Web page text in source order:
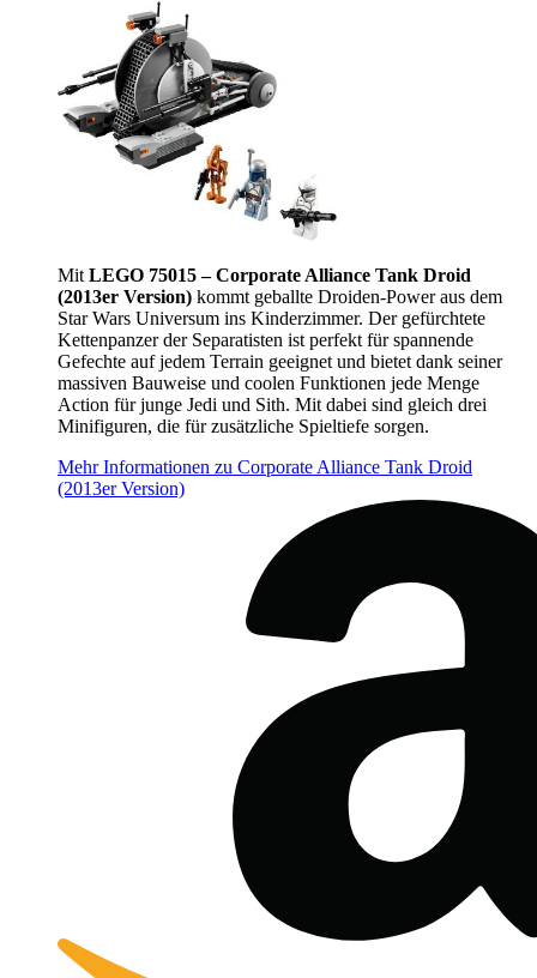
Mit LEGO 75015 – Corporate Alliance Tank Droid
(2013er Version) kommt geballte Droiden-Power aus dem
Star Wars Universum ins Kinderzimmer. Der gefürchtete
Kettenpanzer der Separatisten ist perfekt für spannende
Gefechte auf jedem Terrain geeignet und bietet dank seiner
massiven Bauweise und coolen Funktionen jede Menge
Action für junge Jedi und Sith. Mit dabei sind gleich drei
Minifiguren, die für zusätzliche Spieltiefe sorgen.
Mehr Informationen zu Corporate Alliance Tank Droid
(2013er Version)